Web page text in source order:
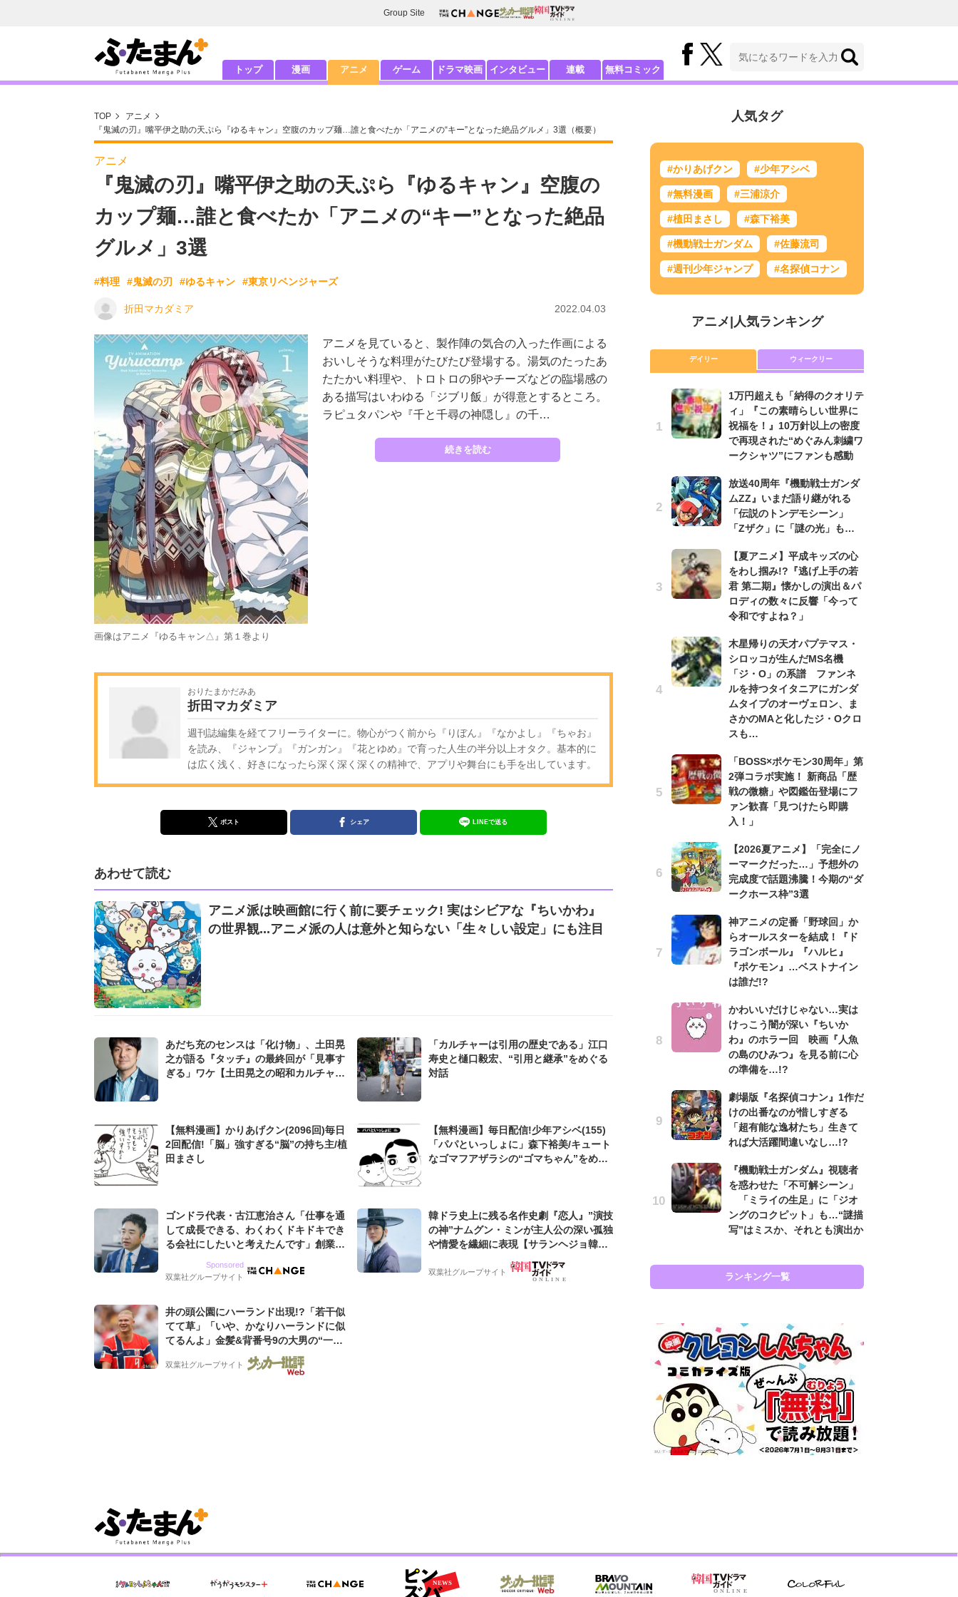
Group Site
トップ 漫画 アニメ ゲーム ドラマ映画 インタビュー 連載 無料コミック
TOP
アニメ
『鬼滅の刃』嘴平伊之助の天ぷら『ゆるキャン』空腹のカップ麺…誰と食べたか「アニメの“キー”となった絶品グルメ」3選（概要）
アニメ
『鬼滅の刃』嘴平伊之助の天ぷら『ゆるキャン』空腹の
カップ麺…誰と食べたか「アニメの“キー”となった絶品
グルメ」3選
#料理 #鬼滅の刃 #ゆるキャン #東京リベンジャーズ
折田マカダミア 2022.04.03
画像はアニメ『ゆるキャン△』第１巻より
アニメを見ていると、製作陣の気合の入った作画による
おいしそうな料理がたびたび登場する。湯気のたったあ
たたかい料理や、トロトロの卵やチーズなどの臨場感の
ある描写はいわゆる「ジブリ飯」が得意とするところ。
ラピュタパンや『千と千尋の神隠し』の千…
続きを読む
おりたまかだみあ
折田マカダミア
週刊誌編集を経てフリーライターに。物心がつく前から『りぼん』『なかよし』『ちゃお』
を読み、『ジャンプ』『ガンガン』『花とゆめ』で育った人生の半分以上オタク。基本的に
は広く浅く、好きになったら深く深く深くの精神で、アプリや舞台にも手を出しています。
ポスト シェア LINEで送る
あわせて読む
アニメ派は映画館に行く前に要チェック! 実はシビアな『ちいかわ』
の世界観...アニメ派の人は意外と知らない「生々しい設定」にも注目
あだち充のセンスは「化け物」、土田晃
之が語る『タッチ』の最終回が「見事す
ぎる」ワケ【土田晃之の昭和カルチャー
「カルチャーは引用の歴史である」江口
寿史と樋口毅宏、“引用と継承”をめぐる
対話
【無料漫画】かりあげクン(2096回)毎日
2回配信!「脳」強すぎる“脳”の持ち主/植
田まさし
【無料漫画】毎日配信!少年アシベ(155)
「パパといっしょに」森下裕美/キュート
なゴマフアザラシの“ゴマちゃん”をめぐ
ゴンドラ代表・古江恵治さん「仕事を通
して成長できる、わくわくドキドキでき
る会社にしたいと考えたんです」創業来
グ会社のアイデンティティ
Sponsored
双葉社グループサイト
韓ドラ史上に残る名作史劇『恋人』”演技
の神”ナムグン・ミンが主人公の深い孤独
や情愛を繊細に表現【サランヘジョ韓ド
双葉社グループサイト
井の頭公園にハーランド出現!?「若干似
てて草」「いや、かなりハーランドに似
てるんよ」金髪&背番号9の大男の“一人
バイキング・ロー”映像が話題!「元気を
もらった」
双葉社グループサイト
人気タグ
#かりあげクン #少年アシベ
#無料漫画 #三浦涼介
#植田まさし #森下裕美
#機動戦士ガンダム #佐藤流司
#週刊少年ジャンプ #名探偵コナン
アニメ| 人気ランキング
デイリー ウィークリー
1万円超えも「納得のクオリテ
ィ」『この素晴らしい世界に
祝福を！』10万針以上の密度
で再現された“めぐみん刺繍ワ
ークシャツ”にファンも感動
放送40周年『機動戦士ガンダ
ムZZ』いまだ語り継がれる
「伝説のトンデモシーン」
「Zザク」に「謎の光」も…
【夏アニメ】平成キッズの心
をわし掴み!?『逃げ上手の若
君 第二期』懐かしの演出＆パ
ロディの数々に反響「今って
令和ですよね？」
木星帰りの天才パプテマス・
シロッコが生んだMS名機
「ジ・O」の系譜 ファンネ
ルを持つタイタニアにガンダ
ムタイプのオーヴェロン、ま
さかのMAと化したジ・Oクロ
スも…
「BOSS×ポケモン30周年」第
2弾コラボ実施！ 新商品「歴
戦の微糖」や図鑑缶登場にフ
ァン歓喜「見つけたら即購
入！」
【2026夏アニメ】「完全にノ
ーマークだった…」予想外の
完成度で話題沸騰！今期の“ダ
ークホース枠”3選
神アニメの定番「野球回」か
らオールスターを結成！『ド
ラゴンボール』『ハルヒ』
『ポケモン』…ベストナイン
は誰だ!?
かわいいだけじゃない…実は
けっこう闇が深い『ちいか
わ』のホラー回 映画『人魚
の島のひみつ』を見る前に心
の準備を…!?
劇場版『名探偵コナン』1作だ
けの出番なのが惜しすぎる
「超有能な逸材たち」生きて
れば大活躍間違いなし…!?
『機動戦士ガンダム』視聴者
を惑わせた「不可解シーン」
「ミライの生足」に「ジオ
ングのコクピット」も…“謎描
写”はミスか、それとも演出か
ランキング一覧